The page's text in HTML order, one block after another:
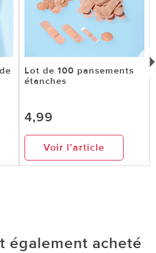
Lot de 100 pansements
étanches
4,99
Voir l’article
également acheté